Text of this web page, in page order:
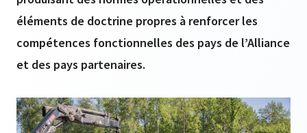
éléments de doctrine propres à renforcer les
compétences fonctionnelles des pays de l’Alliance
et des pays partenaires.